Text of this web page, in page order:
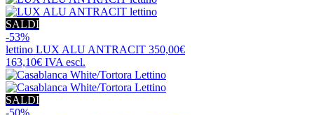
SALDI
-53%
lettino LUX ALU ANTRACIT 350,00€
163,10€ IVA escl.
SALDI
-50%